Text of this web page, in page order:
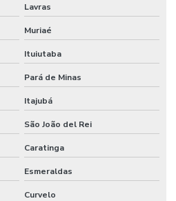
por aspiração
preços
a incêndio
Lavras
Muriaé
Ituiutaba
Pará de Minas
Itajubá
São João del Rei
Caratinga
Esmeraldas
Curvelo